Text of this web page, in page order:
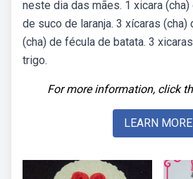
neste dia das mães. 1 xicara
de suco de laranja. 3 xícaras (cha)
(cha) de fécula de batata. 3
trigo.
For more information, click
LEARN MORE